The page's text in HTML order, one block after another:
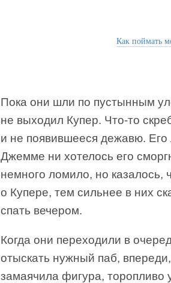
Как поймать
Пока они шли по пустынным
не выходил Купер. Что-то
и не появившееся дежавю. Его
Джемме ни хотелось его
немного ломило, но казалось,
о Купере, тем сильнее в них
спать вечером.
Когда они переходили в
отыскать нужный паб,
замаячила фигура,